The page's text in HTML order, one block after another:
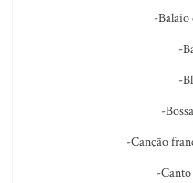
-Balaio
-
-
-
-Canção
-